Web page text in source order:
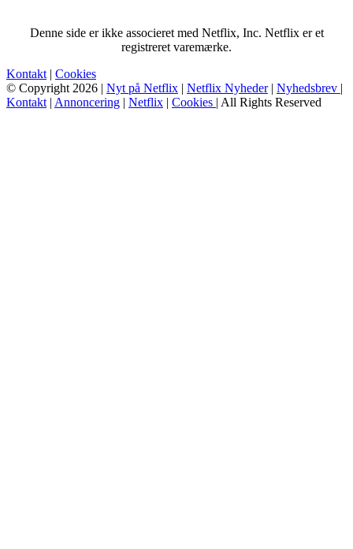
Denne side er ikke associeret med Netflix, Inc. Netflix er et
registreret varemærke.
Kontakt | Cookies
© Copyright 2026 | Nyt på Netflix | Netflix Nyheder| Nyhedsbrev |
Kontakt | Annoncering | Netflix | Cookies | All Rights Reserved